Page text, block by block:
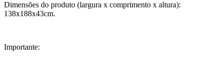
Dimensões do produto (largura x comprimento x altura):
138x188x43cm.
Importante: